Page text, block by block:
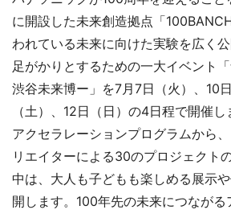
に開設した未来創造拠点「
われている未来に向けた実験を広く
足がかりとするための一大イベント
渋谷未来博ー」を7月7日（火）、10
（土）、12日（日）の4日程で開催
アクセラレーションプログラムから
リエイターによる30のプロジェクト
中は、大人も子どもも楽しめる展示
開します。100年先の未来につなが